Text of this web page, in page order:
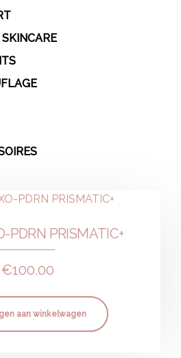
PDRN PRISMATIC+
€100.00
aan winkelwagen